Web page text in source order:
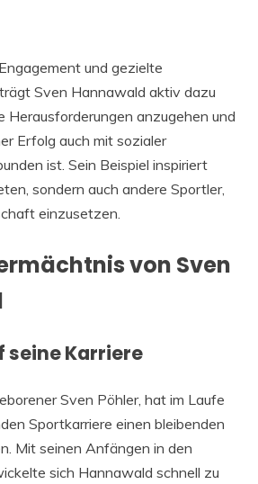
und gezielte
Sven Hannawald aktiv dazu
Herausforderungen anzugehen und
Erfolg auch mit sozialer
ist. Sein Beispiel inspiriert
sondern auch andere Sportler,
einzusetzen.
von Sven
seine Karriere
Sven Pöhler, hat im Laufe
Sportkarriere einen bleibenden
Mit seinen Anfängen in den
sich Hannawald schnell zu